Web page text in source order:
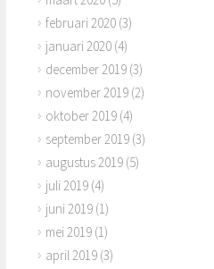
februari 2020 (3)
januari 2020 (4)
december 2019 (3)
november 2019 (2)
oktober 2019 (4)
september 2019 (3)
augustus 2019 (5)
juli 2019 (4)
juni 2019 (1)
mei 2019 (1)
april 2019 (3)